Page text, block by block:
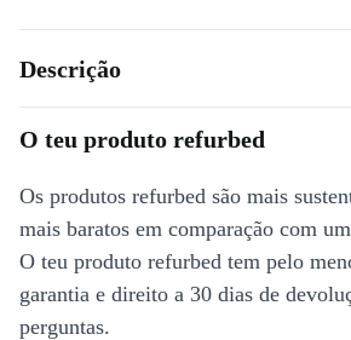
Descrição
O teu produto refurbed
Os produtos refurbed são mais
mais baratos em comparação com
O teu produto refurbed tem pelo
garantia e direito a 30 dias de
perguntas.